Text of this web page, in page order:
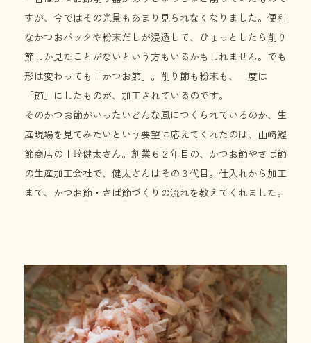
すが、今ではその光景もあまり見られなくなりました。便利
なかつおパックや粉末だしが浸透して、ひょっとしたら削り
節しか見たことがないという方もいるかもしれません。でも
形は変わっても「かつお節」。削り節も粉末も、一度は
「節」にしたものが、加工されているのです。
そのかつお節がいったいどんな風につくられているのか、生
産現場を見てみたいという要望に応えてくれたのは、山﨑鰹
節商店の山﨑健太さん。創業６２年目の、かつお節やさば節
の生産加工会社で、健太さんはその３代目。仕入れから加工
まで、かつお節・さば節づくりの流れを教えてくれました。